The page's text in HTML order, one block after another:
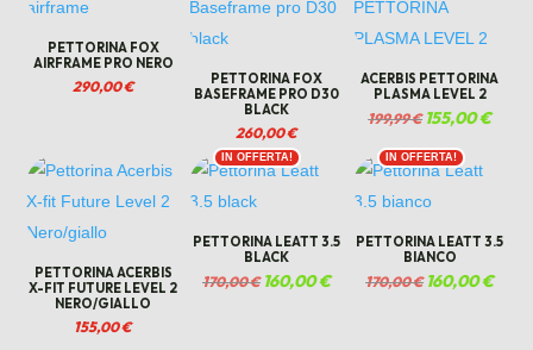
PETTORINA FOX
AIRFRAME PRO NERO
290,00€
PETTORINA FOX
BASEFRAME PRO D30
BLACK
260,00€
ACERBIS PETTORINA
PLASMA LEVEL 2
199,99€ Il
originale
era:
155,00€Il
PETTORINA ACERBIS
X-FIT FUTURE LEVEL 2
NERO/GIALLO
155,00€
IN OFFERTA!
PETTORINA LEATT 3.5
BLACK
170,00€Il160,00€Il
IN OFFERTA!
PETTORINA LEATT 3.5
BIANCO
170,00€ Il
160,00€Il